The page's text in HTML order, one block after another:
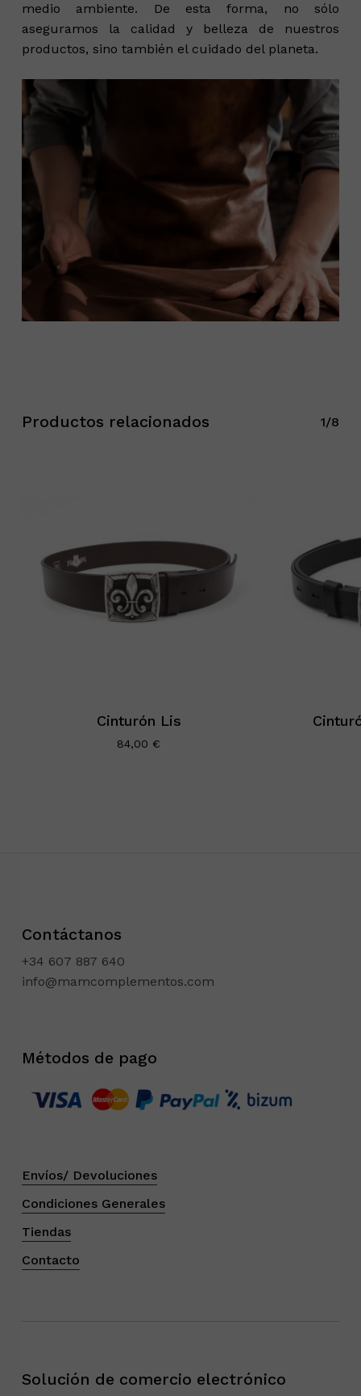
medio ambiente. De esta forma, no sólo
aseguramos la calidad y belleza de nuestros
productos, sino también el cuidado del planeta.
Productos relacionados 1/8
Cinturón Lis
84,00 €
Contáctanos
+34 607 887 640
info@mamcomplementos.com
Métodos de pago
Envíos/ Devoluciones
Condiciones Generales
Tiendas
Contacto
Solución de comercio electrónico